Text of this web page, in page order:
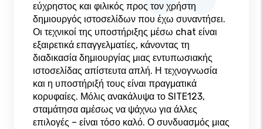
εύχρηστος και φιλικός προς τον χρήστη
δημιουργός ιστοσελίδων που έχω συναντήσει.
Οι τεχνικοί της υποστήριξης μέσω chat είναι
εξαιρετικά επαγγελματίες, κάνοντας τη
διαδικασία δημιουργίας μιας εντυπωσιακής
ιστοσελίδας απίστευτα απλή. Η τεχνογνωσία
και η υποστήριξή τους είναι πραγματικά
κορυφαίες. Μόλις ανακάλυψα το SITE123,
σταμάτησα αμέσως να ψάχνω για άλλες
επιλογές – είναι τόσο καλό. Ο συνδυασμός μιας